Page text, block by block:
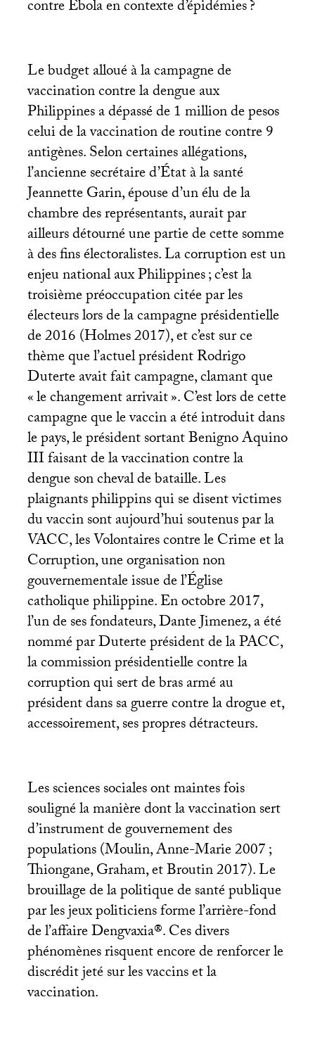
contre Ebola en contexte d’épidémies?
Le budget alloué à la campagne de
vaccination contre la dengue aux
Philippines a dépassé de 1 million de pesos
celui de la vaccination de routine contre 9
antigènes. Selon certaines allégations,
l’ancienne secrétaire d’État à la santé
Jeannette Garin, épouse d’un élu de la
chambre des représentants, aurait par
ailleurs détourné une partie de cette somme
à des fins électoralistes. La corruption est un
enjeu national aux Philippines; c’est la
troisième préoccupation citée par les
électeurs lors de la campagne présidentielle
de 2016 (Holmes 2017), et c’est sur ce
thème que l’actuel président Rodrigo
Duterte avait fait campagne, clamant que
«le changement arrivait». C’est lors de cette
campagne que le vaccin a été introduit dans
le pays, le président sortant Benigno Aquino
IIIfaisant de la vaccination contre la
dengue son cheval de bataille. Les
plaignants philippins qui se disent victimes
du vaccin sont aujourd’hui soutenus par la
VACC, les Volontaires contre le Crime et la
Corruption, une organisation non
gouvernementale issue de l’Église
catholique philippine. En octobre 2017,
l’un de ses fondateurs, Dante Jimenez, a été
nommé par Duterte président de laPACC,
la commission présidentielle contre la
corruption qui sert de bras armé au
président dans sa guerre contre la drogue et,
accessoirement, ses propres détracteurs.
Les sciences sociales ont maintes fois
souligné la manière dont la vaccination sert
d’instrument de gouvernement des
populations (Moulin, Anne-Marie 2007;
Thiongane, Graham, et Broutin 2017). Le
brouillage de la politique de santé publique
par les jeux politiciens forme l’arrière-fond
de l’affaire Dengvaxia®. Ces divers
phénomènes risquent encore de renforcer le
discrédit jeté sur les vaccins et la
vaccination.